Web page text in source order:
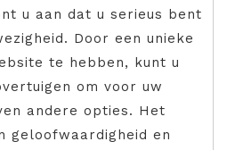
u aan dat u serieus bent
Door een unieke
te hebben, kunt u
om voor uw
andere opties. Het
geloofwaardigheid en